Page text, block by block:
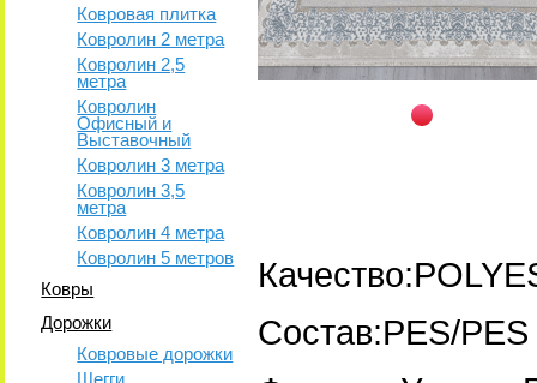
Ковровая плитка
Ковролин 2 метра
Ковролин 2,5
метра
Ковролин
Офисный и
Выставочный
Ковролин 3 метра
Ковролин 3,5
метра
Ковролин 4 метра
Ковролин 5 метров
Ковры
Дорожки
Ковровые дорожки
Шегги
Состав:PES/